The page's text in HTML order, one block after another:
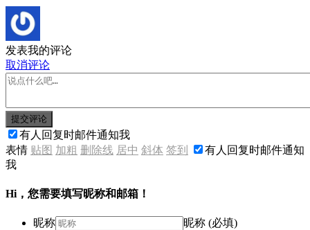
发表我的评论
取消评论
提交评论
有人回复时邮件通知我
表情 贴图 加粗 删除线 居中 斜体 签到
有人回复时邮件通知
我
Hi，您需要填写昵称和邮箱！
昵称
昵称 (必填)